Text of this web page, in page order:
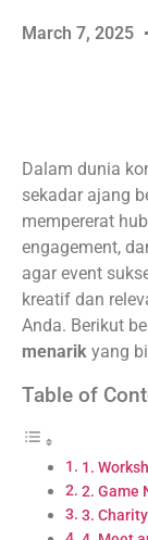
March 7, 2025
Dalam dunia
sekadar ajang
mempererat
engagement,
agar event
kreatif dan
Anda. Berikut
menarik yang
Table of
1.
2. Game
3.